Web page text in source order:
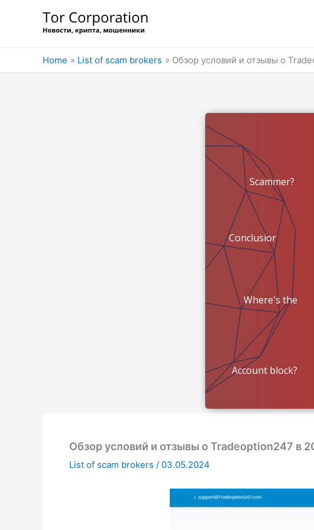
Home List of scam brokers Обзор условий и отзывы о
Scammer?
Conclusion?
Where's the
money?
Account block?
Обзор условий и отзывы о Tradeoption247 в
List of scam brokers / 03.05.2024